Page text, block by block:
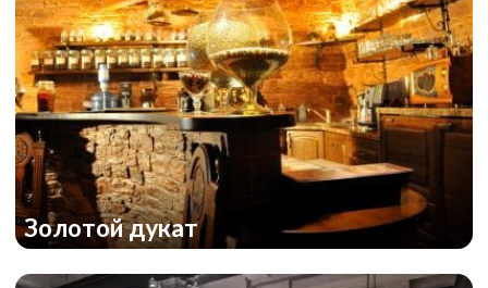
Золотой дукат